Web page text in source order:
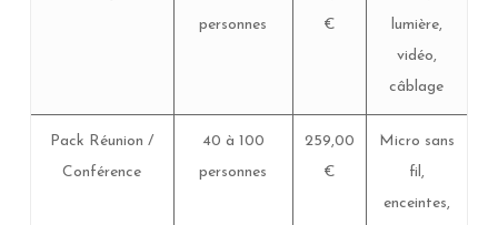
personnes
€
lumière,
vidéo,
câblage
Pack Réunion /
Conférence
40 à 100
personnes
259,00
€
Micro sans
fil,
enceintes,